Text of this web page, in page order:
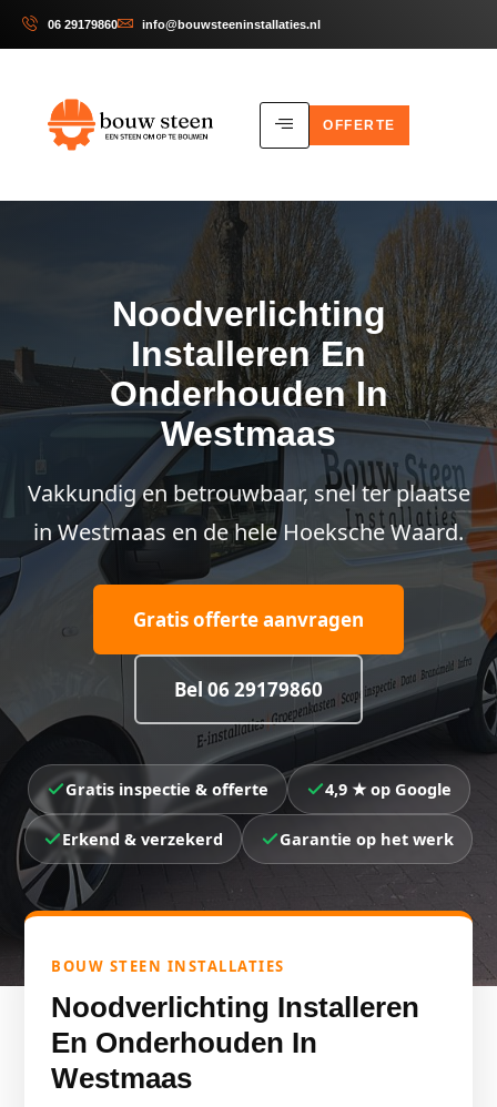
06 29179860 info@bouwsteeninstallaties.nl
OFFERTE
Noodverlichting
Installeren En
Onderhouden In
Westmaas
Vakkundig en betrouwbaar, snel ter plaatse
in Westmaas en de hele Hoeksche Waard.
Gratis offerte aanvragen
Bel 06 29179860
Gratis inspectie & offerte 4,9 ★ op Google
Erkend & verzekerd Garantie op het werk
BOUW STEEN INSTALLATIES
Noodverlichting Installeren
En Onderhouden In
Westmaas